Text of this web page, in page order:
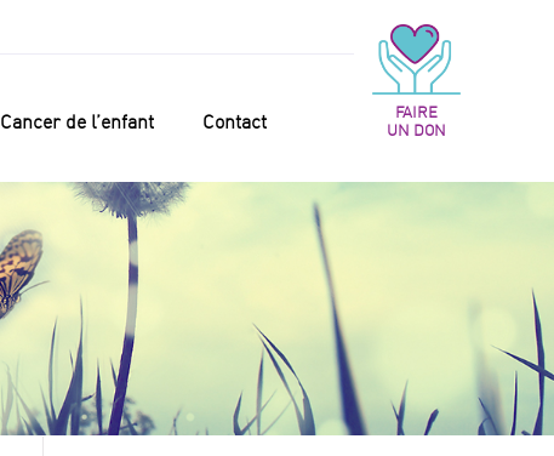
Cancer de l’enfant Contact
FAIRE
UN DON